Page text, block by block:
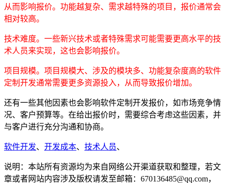
从而影响报价。功能越复杂、需求越特殊的项目，报价通常会
相对较高。
技术难度。一些新兴技术或者特殊需求可能需要更高水平的技
术人员来实现，这也会影响报价。
项目规模。项目规模大、涉及的模块多、功能复杂度高的软件
定制开发通常需要更多资源投入，从而导致报价增加。
还有一些其他因素也会影响软件定制开发报价，如市场竞争情
况、客户预算等。在给出报价时，需要综合考虑这些因素，并
与客户进行充分沟通和协商。
软件开发、 开发成本、 技术人员、
说明：本站所有资源均为来自网络公开渠道获取和整理，若文
章或者网站内容涉及版权请发至邮箱：670136485@qq.com，